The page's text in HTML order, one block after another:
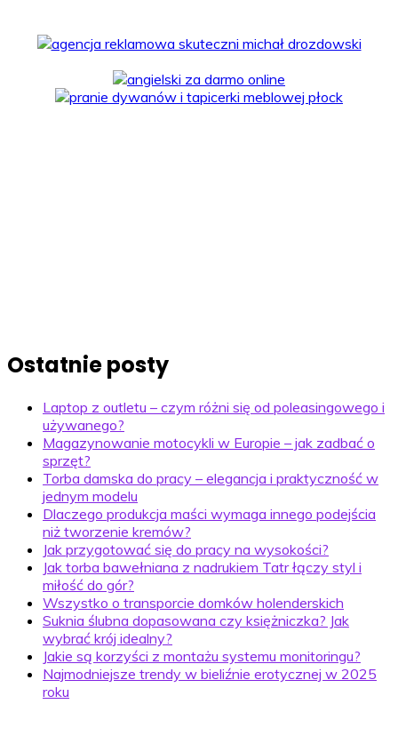
Ostatnie posty
Laptop z outletu – czym różni się od poleasingowego i
używanego?
Magazynowanie motocykli w Europie – jak zadbać o
sprzęt?
Torba damska do pracy – elegancja i praktyczność w
jednym modelu
Dlaczego produkcja maści wymaga innego podejścia
niż tworzenie kremów?
Jak przygotować się do pracy na wysokości?
Jak torba bawełniana z nadrukiem Tatr łączy styl i
miłość do gór?
Wszystko o transporcie domków holenderskich
Suknia ślubna dopasowana czy księżniczka? Jak
wybrać krój idealny?
Jakie są korzyści z montażu systemu monitoringu?
Najmodniejsze trendy w bieliźnie erotycznej w 2025
roku